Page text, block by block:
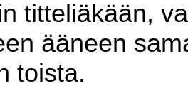
titteliäkään,
ääneen
toista.